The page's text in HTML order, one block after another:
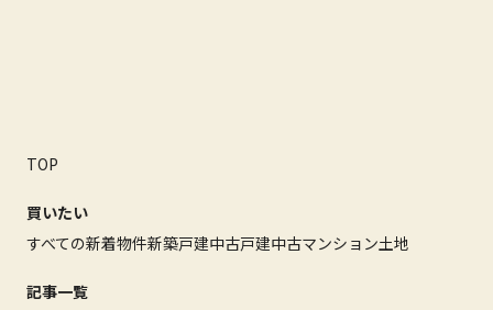
TOP
買いたい
すべての新着物件新築戸建中古戸建中古マンション土地
記事一覧